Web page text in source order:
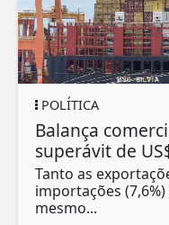
POLÍTICA
Balança
superávit de US$
Tanto as exportações
importações (7,6%)
mesmo...